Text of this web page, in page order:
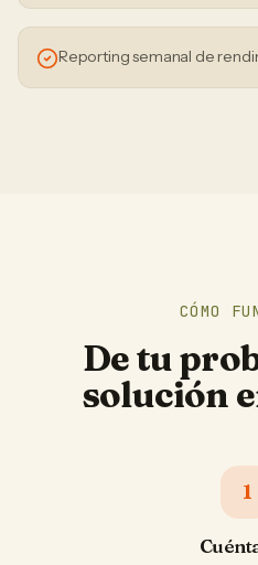
Reporting semanal de
CÓMO
De tu
solución
1